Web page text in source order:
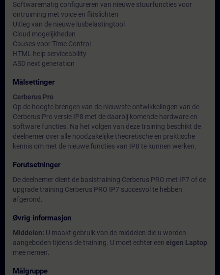
Softwarematig configureren van nieuwe stuurfuncties voor
ontruiming met voice en flitslichten
Uitleg van de nieuwe lusbelastingtool
Cloud mogelijkheden
Causes voor Time Control
HTML help serviceability
ASD next generation
Målsettinger
Cerberus Pro
Op de hoogte brengen van de nieuwste ontwikkelingen van de
Cerberus Pro versie IP8 met de daarbij komende hardware en
software functies. Na het volgen van deze training beschikt de
deelnemer over alle noodzakelijke theoretische en praktische
kennis om met de nieuwe functies van IP8 te kunnen werken.
Forutsetninger
De deelnemer dient de basistraining Cerberus PRO met IP7 of de
upgrade training Cerberus PRO IP7 succesvol te hebben
afgerond.
Øvrig informasjon
Middelen: U maakt gebruik van de middelen die u worden
aangeboden tijdens de training. U moet echter een eigen Laptop
mee nemen.
Målgruppe